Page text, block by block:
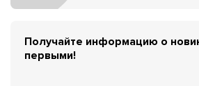
Получайте информацию о
первыми!